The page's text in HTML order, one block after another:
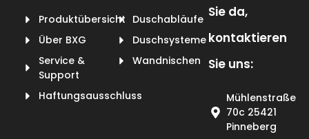
Produktübersicht
Über BXG
Service &
Support
Haftungsausschluss
Duschabläufe
Duschsysteme
Wandnischen
Sie da,
kontaktieren
Sie uns:
Mühlenstraße
70c 25421
Pinneberg